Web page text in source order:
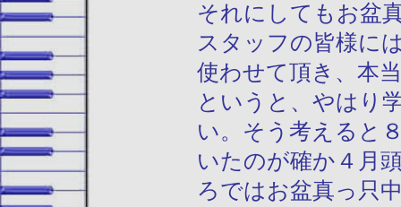
それにしてもお盆
スタッフの皆様に
使わせて頂き、本
というと、やはり
い。そう考えると
いたのが確か４月
ろではお盆真っ只